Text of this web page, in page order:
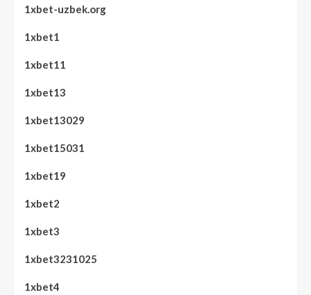
1xbet-uzbek.org
1xbet1
1xbet11
1xbet13
1xbet13029
1xbet15031
1xbet19
1xbet2
1xbet3
1xbet3231025
1xbet4